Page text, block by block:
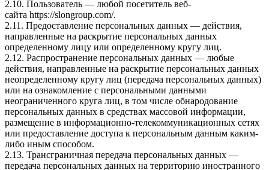
2.10. Пользователь — любой посетитель веб-
сайта https://slongroup.com/.
2.11. Предоставление персональных данных — действия,
направленные на раскрытие персональных данных
определенному лицу или определенному кругу лиц.
2.12. Распространение персональных данных — любые
действия, направленные на раскрытие персональных данных
неопределенному кругу лиц (передача персональных данных)
или на ознакомление с персональными данными
неограниченного круга лиц, в том числе обнародование
персональных данных в средствах массовой информации,
размещение в информационно-телекоммуникационных сетях
или предоставление доступа к персональным данным каким-
либо иным способом.
2.13. Трансграничная передача персональных данных —
передача персональных данных на территорию иностранного